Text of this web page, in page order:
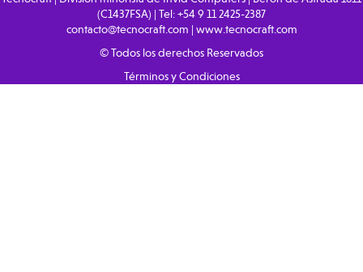
(C1437FSA) | Tel:+54 9 11 2425-2387
contacto@tecnocraft.com | www.tecnocraft.com
© Todos los derechos Reservados
Términos y Condiciones